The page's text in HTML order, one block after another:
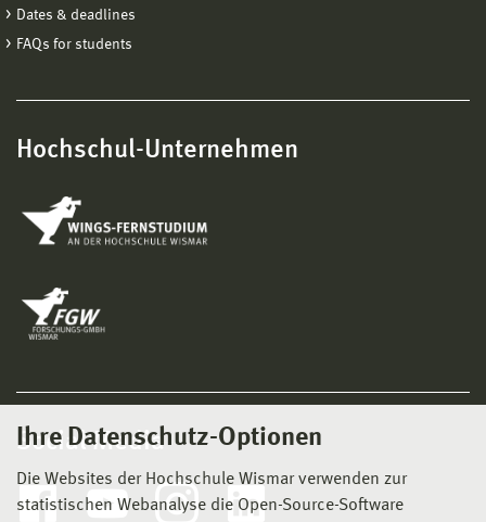
Ihre Datenschutz-Optionen
Die Websites der Hochschule Wismar verwenden zur
statistischen Webanalyse die Open-Source-Software
Dates & deadlines
FAQs for students
Hochschul-Unternehmen
Social Media